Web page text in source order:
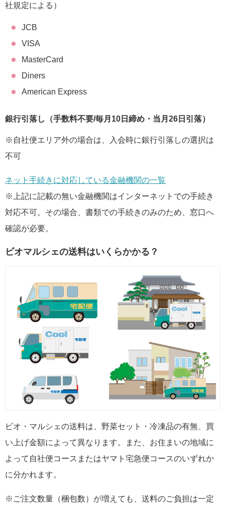
社規定による）
JCB
VISA
MasterCard
Diners
American Express
銀行引落し（手数料不要/毎月10日締め・当月26日引落）
※自社便エリア外の場合は、入会時に銀行引落しの選択は
不可
ネット手続きに対応している金融機関の一覧
※上記に記載の無い金融機関はインターネットでの手続き
対応不可。その場合、書類での手続きのみのため、窓口へ
確認が必要。
ビオマルシェの送料はいくらかかる？
ビオ・マルシェの送料は、野菜セット・冷凍品の有無、買
い上げ金額によって異なります。また、お住まいの地域に
よって自社便コースまたはヤマト宅急便コースのいずれか
に分かれます。
※ご注文数量（梱包数）が増えても、送料のご負担は一定